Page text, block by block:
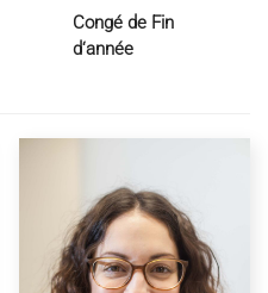
Congé de Fin
d‘année